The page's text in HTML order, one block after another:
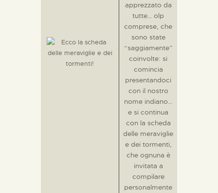
apprezzato da
tutte… olp
comprese, che
sono state
“saggiamente”
coinvolte: si
comincia
presentandoci
con il nostro
nome indiano…
e si continua
con la scheda
delle meraviglie
e dei tormenti,
che ognuna è
invitata a
compilare
personalmente